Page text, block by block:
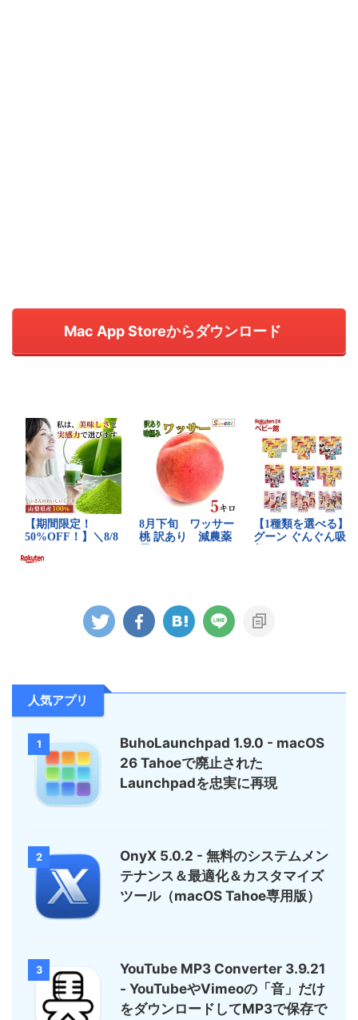
Mac App Storeからダウンロード
人気アプリ
1
BuhoLaunchpad 1.9.0 - macOS
26 Tahoeで廃止された
Launchpadを忠実に再現
2
OnyX 5.0.2 - 無料のシステムメン
テナンス＆最適化＆カスタマイズ
ツール（macOS Tahoe専用版）
3
YouTube MP3 Converter 3.9.21
- YouTubeやVimeoの「音」だけ
をダウンロードしてMP3で保存で